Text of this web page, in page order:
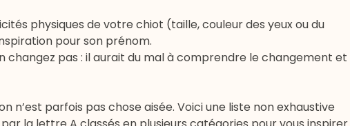
physiques de votre chiot (taille, couleur des yeux ou du
pour son prénom.
changez pas : il aurait du mal à comprendre le changement et
parfois pas chose aisée. Voici une liste non exhaustive